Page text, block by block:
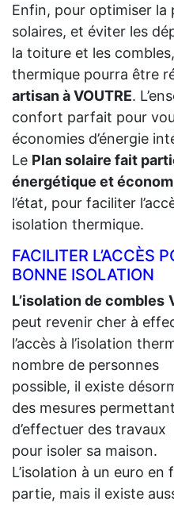
Enfin, pour optimiser la
solaires, et éviter les
la toiture et les
thermique pourra être
artisan à VOUTRE.
confort parfait pour
économies d’énergie
Le Plan solaire fait
énergétique et
l’état, pour faciliter
isolation thermique.
FACILITER L’ACCÈS
BONNE ISOLATION
L’isolation de combles
peut revenir cher à
l’accès à l’isolation
nombre de personnes
possible, il existe
des mesures permettant
d’effectuer des travaux
pour isoler sa maison.
L’isolation à un euro en
partie, mais il existe